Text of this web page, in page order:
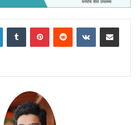
LinkedInTumblr PinterestReddit VKontakteShare via Email